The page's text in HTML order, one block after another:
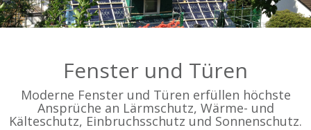
Fenster und Türen
Moderne Fenster und Türen erfüllen höchste
Ansprüche an Lärmschutz, Wärme- und
Kälteschutz, Einbruchsschutz und Sonnenschutz.